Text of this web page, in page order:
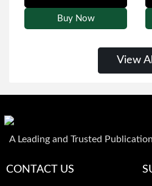
কেইট ডেই
রোমান্টিক গল্প
অতিপ্রাকৃত ও ভৌতিক উপন্যাস
Buy Now
View All
A Leading and Trusted
CONTACT US